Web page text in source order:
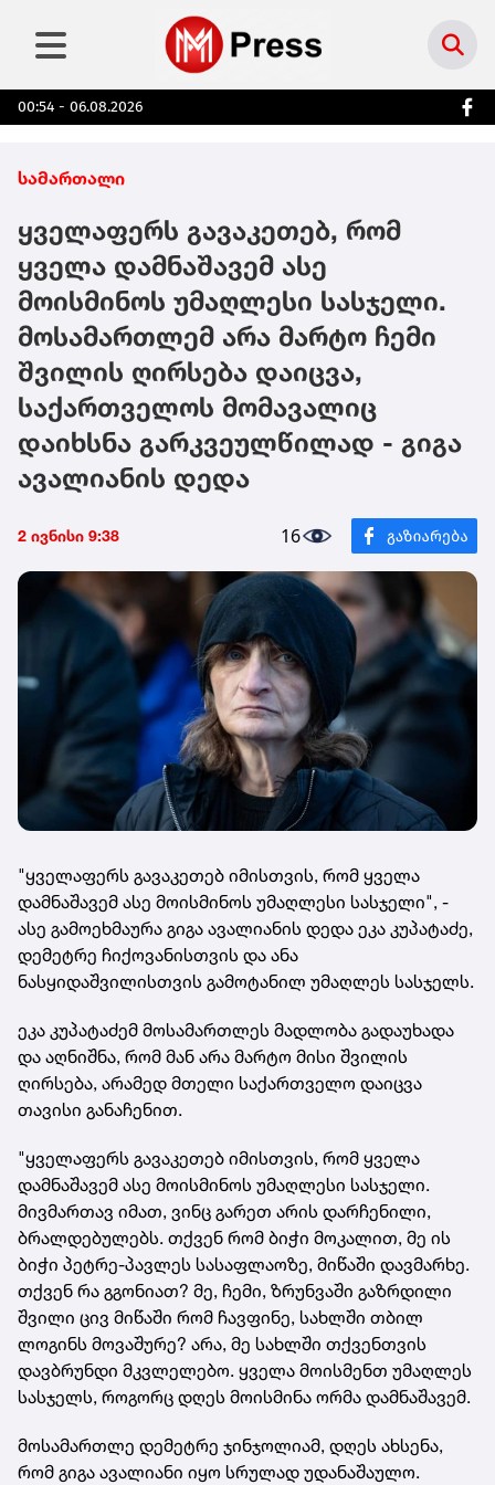
00:54 - 06.08.2026
სამართალი
ყველაფერს გავაკეთებ, რომ
ყველა დამნაშავემ ასე
მოისმინოს უმაღლესი სასჯელი.
მოსამართლემ არა მარტო ჩემი
შვილის ღირსება დაიცვა,
საქართველოს მომავალიც
დაიხსნა გარკვეულწილად - გიგა
ავალიანის დედა
2 ივნისი 9:38 16
"ყველაფერს გავაკეთებ იმისთვის, რომ ყველა
დამნაშავემ ასე მოისმინოს უმაღლესი სასჯელი", -
ასე გამოეხმაურა გიგა ავალიანის დედა ეკა კუპატაძე,
დემეტრე ჩიქოვანისთვის და ანა
ნასყიდაშვილისთვის გამოტანილ უმაღლეს სასჯელს.
ეკა კუპატაძემ მოსამართლეს მადლობა გადაუხადა
და აღნიშნა, რომ მან არა მარტო მისი შვილის
ღირსება, არამედ მთელი საქართველო დაიცვა
თავისი განაჩენით.
"ყველაფერს გავაკეთებ იმისთვის, რომ ყველა
დამნაშავემ ასე მოისმინოს უმაღლესი სასჯელი.
მივმართავ იმათ, ვინც გარეთ არის დარჩენილი,
ბრალდებულებს. თქვენ რომ ბიჭი მოკალით, მე ის
ბიჭი პეტრე-პავლეს სასაფლაოზე, მიწაში დავმარხე.
თქვენ რა გგონიათ? მე, ჩემი, ზრუნვაში გაზრდილი
შვილი ცივ მიწაში რომ ჩავფინე, სახლში თბილ
ლოგინს მოვაშურე? არა, მე სახლში თქვენთვის
დავბრუნდი მკვლელებო. ყველა მოისმენთ უმაღლეს
სასჯელს, როგორც დღეს მოისმინა ორმა დამნაშავემ.
მოსამართლე დემეტრე ჯინჯოლიამ, დღეს ახსენა,
რომ გიგა ავალიანი იყო სრულად უდანაშაულო.